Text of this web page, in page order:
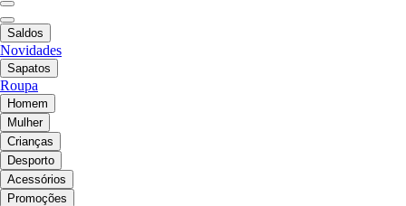
Saldos
Novidades
Sapatos
Roupa
Homem
Mulher
Crianças
Desporto
Acessórios
Promoções